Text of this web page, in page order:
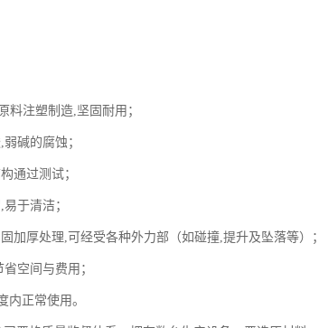
料注塑制造,坚固耐用；
碱的腐蚀；
通过测试；
于清洁；
加厚处理,可经受各种外力部（如碰撞,提升及坠落等）；
空间与费用；
正常使用。